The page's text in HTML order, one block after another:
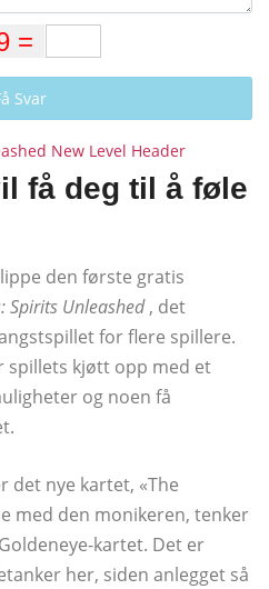
Svar
få deg til å føle
den første gratis
Spirits Unleashed, det
for flere spillere.
spillets kjøtt opp med et
og noen få
det nye kartet, «The
med den monikeren, tenker
kartet. Det er
her, siden anlegget så